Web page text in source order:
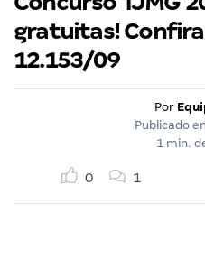
gratuitas! Confira
12.153/09
Por
Publicado
1 min.
0 1